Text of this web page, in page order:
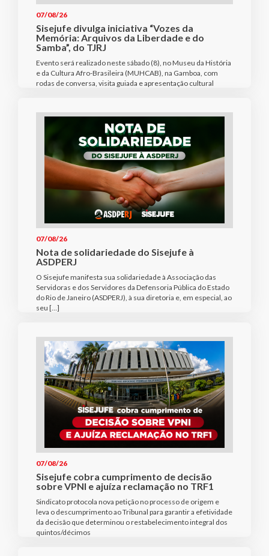
07/08/26
Sisejufe divulga iniciativa “Vozes da
Memória: Arquivos da Liberdade e do
Samba”, do TJRJ
Evento será realizado neste sábado (8), no Museu da História
e da Cultura Afro-Brasileira (MUHCAB), na Gamboa, com
rodas de conversa, visita guiada e apresentação cultural
07/08/26
Nota de solidariedade do Sisejufe à
ASDPERJ
O Sisejufe manifesta sua solidariedade à Associação das
Servidoras e dos Servidores da Defensoria Pública do Estado
do Rio de Janeiro (ASDPERJ), à sua diretoria e, em especial, ao
seu […]
07/08/26
Sisejufe cobra cumprimento de decisão
sobre VPNI e ajuíza reclamação no TRF1
Sindicato protocola nova petição no processo de origem e
leva o descumprimento ao Tribunal para garantir a efetividade
da decisão que determinou o restabelecimento integral dos
quintos/décimos